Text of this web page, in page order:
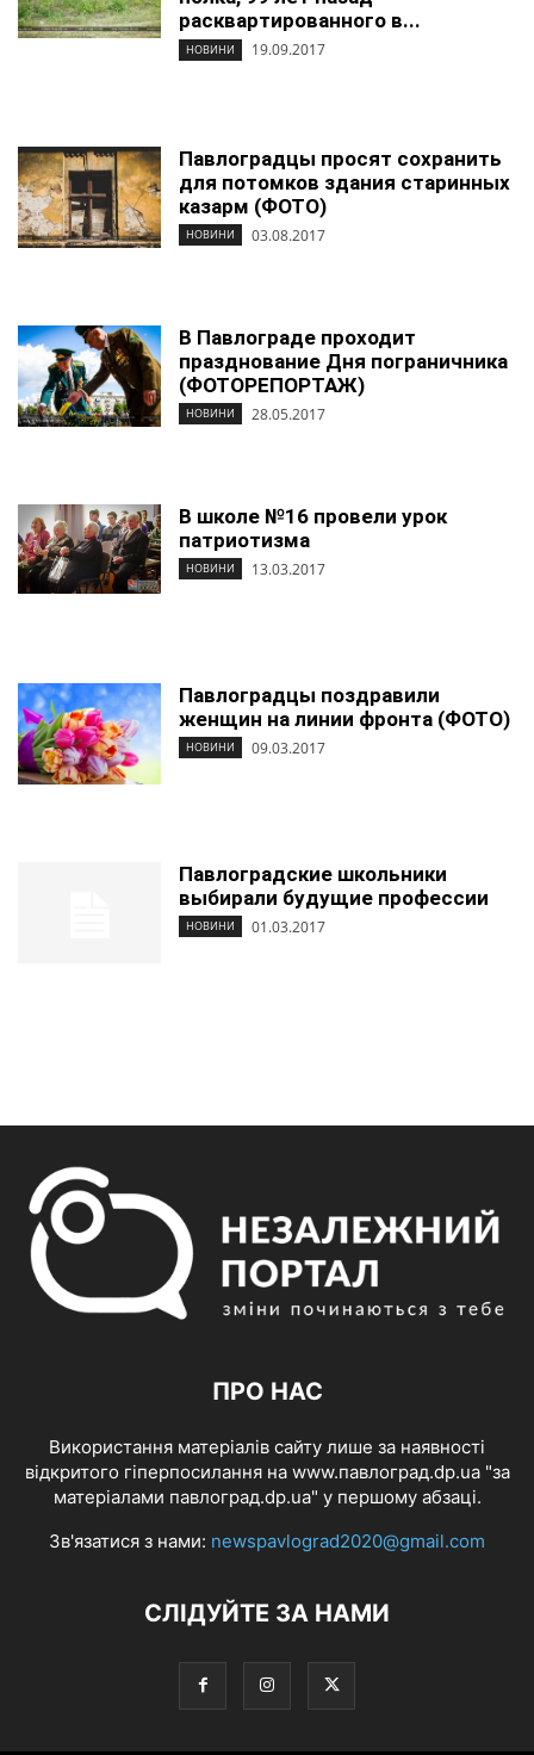
расквартированного в...
НОВИНИ 19.09.2017
Павлоградцы просят сохранить
для потомков здания старинных
казарм (ФОТО)
НОВИНИ 03.08.2017
В Павлограде проходит
празднование Дня пограничника
(ФОТОРЕПОРТАЖ)
НОВИНИ 28.05.2017
В школе №16 провели урок
патриотизма
НОВИНИ 13.03.2017
Павлоградцы поздравили
женщин на линии фронта (ФОТО)
НОВИНИ 09.03.2017
Павлоградские школьники
выбирали будущие профессии
НОВИНИ 01.03.2017
ПРО НАС
Використання матеріалів сайту лише за наявності
відкритого гіперпосилання на www.павлоград.dp.ua "за
матеріалами павлоград.dp.ua" у першому абзаці.
Зв'язатися з нами: newspavlograd2020@gmail.com
СЛІДУЙТЕ ЗА НАМИ